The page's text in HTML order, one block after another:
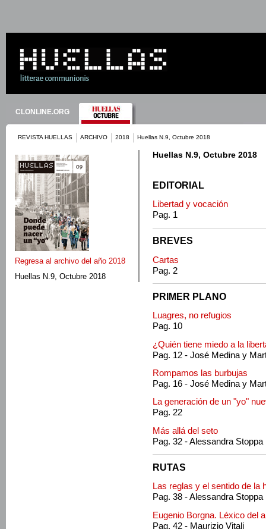
CLONLINE.ORG
REVISTA HUELLAS ARCHIVO 2018 Huellas N.9, Octubre 2018
Regresa al archivo del año 2018
Huellas N.9, Octubre 2018
Huellas N.9, Octubre 2018
EDITORIAL
Libertad y vocación
Pag. 1
BREVES
Cartas
Pag. 2
PRIMER PLANO
Luagres, no refugios
Pag. 10
¿Quién tiene miedo a la
Pag. 12 - José Medina y
Rompamos las burbujas
Pag. 16 - José Medina y
La generación de un "yo"
Pag. 22
Más allá del seto
Pag. 32 - Alessandra Stoppa
RUTAS
Las reglas y el sentido de la
Pag. 38 - Alessandra Stoppa
Eugenio Borgna. Léxico del
Pag. 42 - Maurizio Vitali